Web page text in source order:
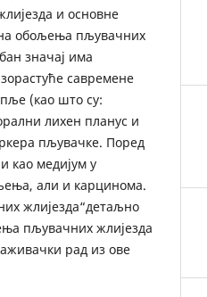
и основне
обољења пљувачних
значај има
савремене
(као што су:
лихен планус и
пљувачке. Поред
као медијум у
али и карцинома.
жлијезда“детаљно
пљувачних жлијезда
рад из ове